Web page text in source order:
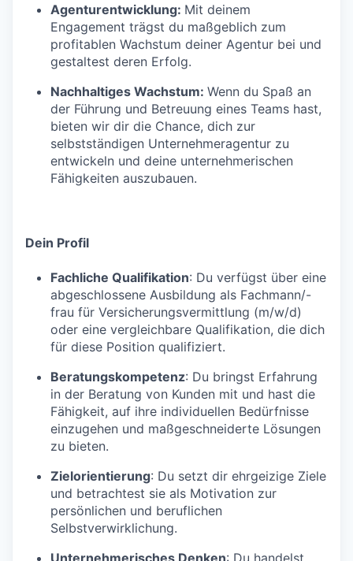
Agenturentwicklung: Mit deinem
Engagement trägst du maßgeblich zum
profitablen Wachstum deiner Agentur bei und
gestaltest deren Erfolg.
Nachhaltiges Wachstum: Wenn du Spaß an
der Führung und Betreuung eines Teams hast,
bieten wir dir die Chance, dich zur
selbstständigen Unternehmeragentur zu
entwickeln und deine unternehmerischen
Fähigkeiten auszubauen.
Dein Profil
Fachliche Qualifikation: Du verfügst über eine
abgeschlossene Ausbildung als Fachmann/-
frau für Versicherungsvermittlung (m/w/d)
oder eine vergleichbare Qualifikation, die dich
für diese Position qualifiziert.
Beratungskompetenz: Du bringst Erfahrung
in der Beratung von Kunden mit und hast die
Fähigkeit, auf ihre individuellen Bedürfnisse
einzugehen und maßgeschneiderte Lösungen
zu bieten.
Zielorientierung: Du setzt dir ehrgeizige Ziele
und betrachtest sie als Motivation zur
persönlichen und beruflichen
Selbstverwirklichung.
Unternehmerisches Denken: Du handelst